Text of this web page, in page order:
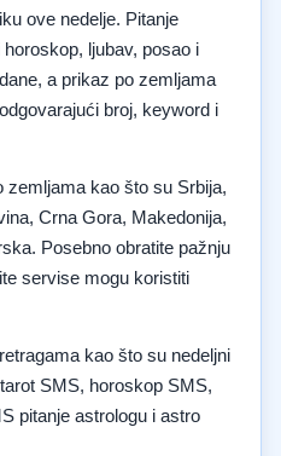
ove nedelje. Pitanje
ljubav, posao i
a prikaz po zemljama
broj, keyword i
zemljama kao što su Srbija,
Crna Gora, Makedonija,
Posebno obratite pažnju
servise mogu koristiti
kao što su nedeljni
SMS, horoskop SMS,
pitanje astrologu i astro